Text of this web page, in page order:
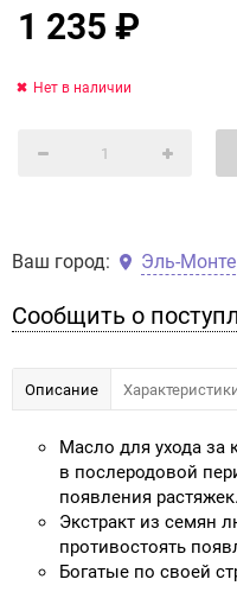
1 235₽
Нет в наличии
Ваш город: Эль-Монте
Сообщить о
Описание
Масло для ухода за
в послеродовой
появления растяжек.
Экстракт из семян
противостоять
Богатые по своей